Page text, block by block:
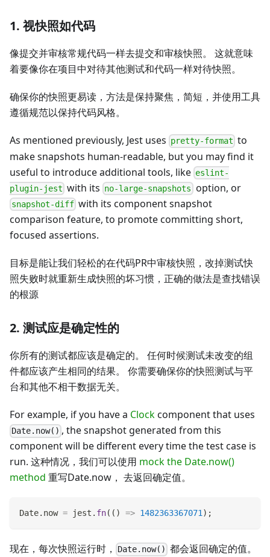
1. 视快照如代码
像提交并审核常规代码一样去提交和审核快照。 这就意味
着要像你在项目中对待其他测试和代码一样对待快照。
确保你的快照更易读，方法是保持聚焦，简短，并使用工具
遵循规范以保持代码风格。
As mentioned previously, Jest uses pretty-format to
make snapshots human-readable, but you may find it
useful to introduce additional tools, like eslint-
plugin-jest with its no-large-snapshots option, or
snapshot-diff with its component snapshot
comparison feature, to promote committing short,
focused assertions.
目标是能让我们轻松的在代码PR中审核快照，改掉测试快
照失败时就重新生成快照的坏习惯，正确的做法是查找错误
的根源
2. 测试应是确定性的
你所有的测试都应该是确定的。 任何时候测试未改变的组
件都应该产生相同的结果。 你需要确保你的快照测试与平
台和其他不相干数据无关。
For example, if you have a Clockcomponent that uses
Date.now() , the snapshot generated from this
component will be different every time the test case is
run. 这种情况，我们可以使用 mock the Date.now()
method 重写Date.now， 去返回确定值。
Date. now = jest . fn( ( ) => 1482363367071) ;
现在，每次快照运行时， Date.now() 都会返回确定的值。